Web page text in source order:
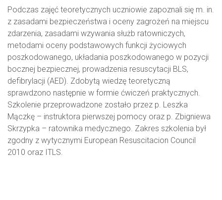
Podczas zajęć teoretycznych uczniowie zapoznali się m. in.
z zasadami bezpieczeństwa i oceny zagrożeń na miejscu
zdarzenia, zasadami wzywania służb ratowniczych,
metodami oceny podstawowych funkcji życiowych
poszkodowanego, układania poszkodowanego w pozycji
bocznej bezpiecznej, prowadzenia resuscytacji BLS,
defibrylacji (AED). Zdobytą wiedzę teoretyczną
sprawdzono następnie w formie ćwiczeń praktycznych.
Szkolenie przeprowadzone zostało przez p. Leszka
Mączkę – instruktora pierwszej pomocy oraz p. Zbigniewa
Skrzypka – ratownika medycznego. Zakres szkolenia był
zgodny z wytycznymi European Resuscitacion Council
2010 oraz ITLS.